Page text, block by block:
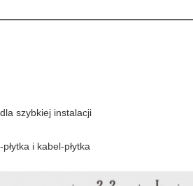
szybkiej instalacji
i kabel-płytka